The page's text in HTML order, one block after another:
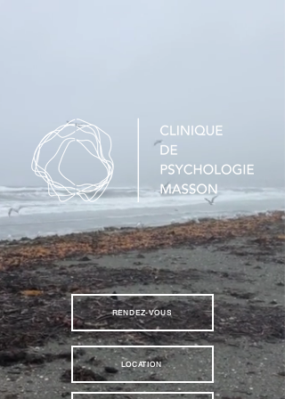
RENDEZ-VOUS
LOCATION